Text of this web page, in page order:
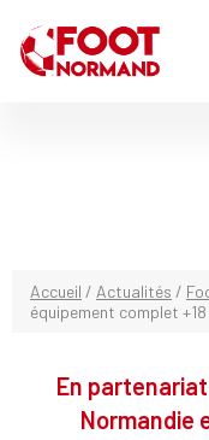
Accueil / Actualités /
équipement complet
En
Normandie